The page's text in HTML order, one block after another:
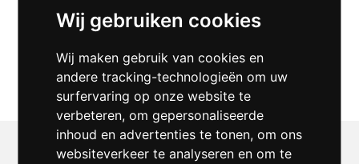
Wij gebruiken cookies
Wij maken gebruik van cookies en
andere tracking-technologieën om uw
surfervaring op onze website te
verbeteren, om gepersonaliseerde
inhoud en advertenties te tonen, om ons
websiteverkeer te analyseren en om te
Geluidscabine
januari 10, 2022